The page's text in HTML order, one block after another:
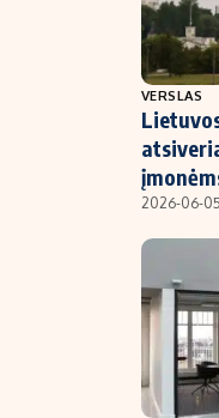
NT ir
VERSLAS
2026-06-05